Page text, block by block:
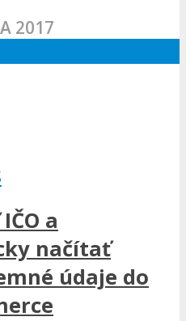
2017
a
načítať
údaje do